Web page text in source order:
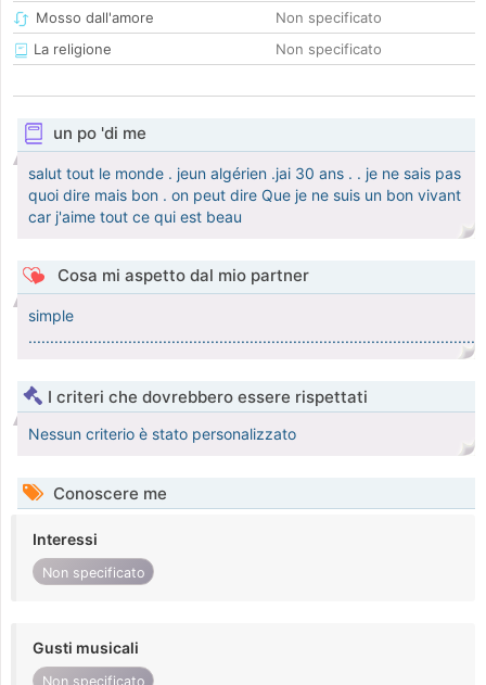
Mosso dall'amore
Non specificato
La religione
Non specificato
un po 'di me
salut tout le monde . jeun algérien .jai 30 ans . . je ne sais pas
quoi dire mais bon . on peut dire Que je ne suis un bon vivant
car j'aime tout ce qui est beau
Cosa mi aspetto dal mio partner
simple
I criteri che dovrebbero essere rispettati
Nessun criterio è stato personalizzato
Conoscere me
Interessi
Non specificato
Gusti musicali
Non specificato